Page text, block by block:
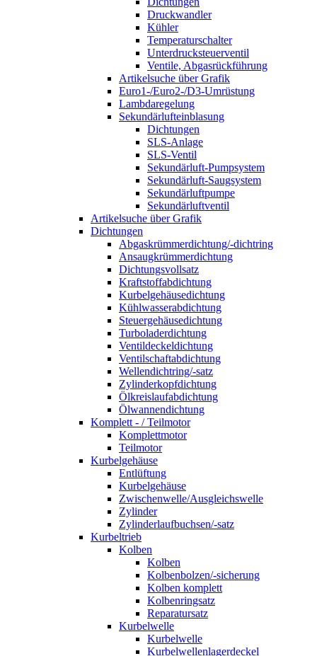
Druckwandler
Kühler
Temperaturschalter
Unterdrucksteuerventil
Ventile, Abgasrückführung
Artikelsuche über Grafik
Euro1-/Euro2-/D3-Umrüstung
Lambdaregelung
Sekundärlufteinblasung
Dichtungen
SLS-Anlage
SLS-Ventil
Sekundärluft-Pumpsystem
Sekundärluft-Saugsystem
Sekundärluftpumpe
Sekundärluftventil
Artikelsuche über Grafik
Dichtungen
Abgaskrümmerdichtung/-dichtring
Ansaugkrümmerdichtung
Dichtungsvollsatz
Kraftstoffabdichtung
Kurbelgehäusedichtung
Kühlwasserabdichtung
Steuergehäusedichtung
Turboladerdichtung
Ventildeckeldichtung
Ventilschaftabdichtung
Wellendichtring/-satz
Zylinderkopfdichtung
Ölkreislaufabdichtung
Ölwannendichtung
Komplett - / Teilmotor
Komplettmotor
Teilmotor
Kurbelgehäuse
Entlüftung
Kurbelgehäuse
Zwischenwelle/Ausgleichswelle
Zylinder
Zylinderlaufbuchsen/-satz
Kurbeltrieb
Kolben
Kolben
Kolbenbolzen/-sicherung
Kolben komplett
Kolbenringsatz
Reparatursatz
Kurbelwelle
Kurbelwelle
Kurbelwellenlagerdeckel